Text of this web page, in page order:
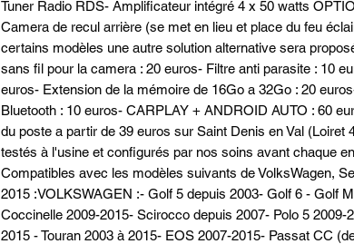
Tuner Radio RDS- Amplificateur intégré 4 x 50 watts
Camera de recul arrière (se met en lieu et place du feu
certains modèles une autre solution alternative sera
sans fil pour la camera : 20 euros- Filtre anti parasite : 10
euros- Extension de la mémoire de 16Go a 32Go : 20
Bluetooth : 10 euros- CARPLAY + ANDROID AUTO : 60
du poste a partir de 39 euros sur Saint Denis en Val (Loiret
testés à l'usine et configurés par nos soins avant chaque
Compatibles avec les modèles suivants de VolksWagen,
2015 :VOLKSWAGEN :- Golf 5 depuis 2003- Golf 6 - Golf
Coccinelle 2009-2015- Scirocco depuis 2007- Polo 5 2009-
2015 - Touran 2003 à 2015- EOS 2007-2015- Passat CC